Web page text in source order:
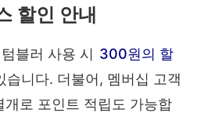
할인 안내
블러 사용 시 300원의 할
습니다. 더불어, 멤버십 고객
개로 포인트 적립도 가능합